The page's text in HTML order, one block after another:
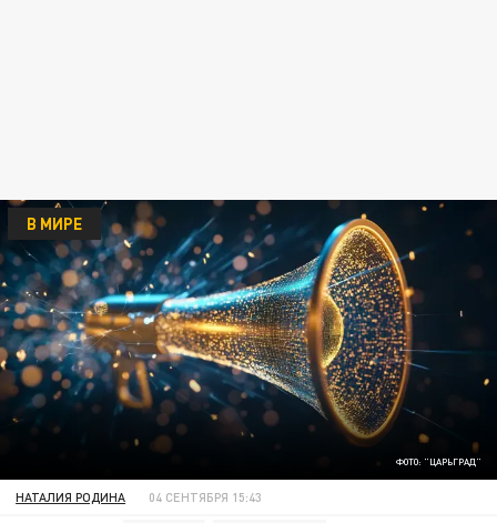
ФОТО: "ЦАРЬГРАД"
В МИРЕ
НАТАЛИЯ РОДИНА 04 СЕНТЯБРЯ 15:43